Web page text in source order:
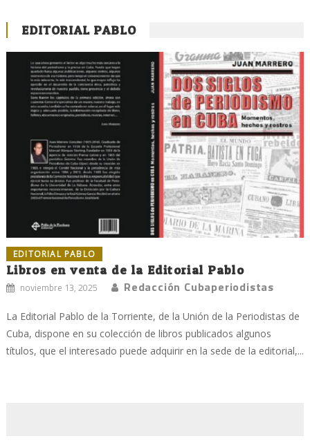
EDITORIAL PABLO
EDITORIAL PABLO
Libros en venta de la Editorial Pablo
noviembre 13, 2025 Redacción Cubaperiodistas
La Editorial Pablo de la Torriente, de la Unión de la Periodistas de
Cuba, dispone en su colección de libros publicados algunos
títulos, que el interesado puede adquirir en la sede de la editorial,...